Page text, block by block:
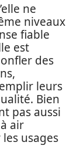
ne
niveaux
fiable
est
des
leurs
Bien
pas aussi
air
usages